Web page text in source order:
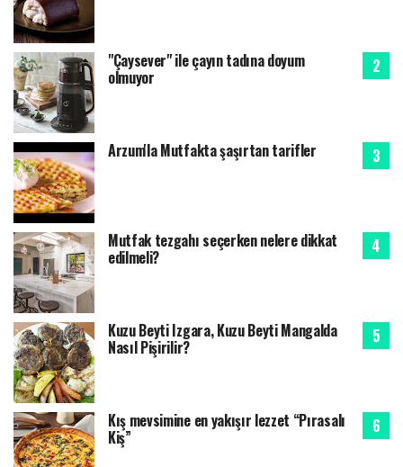
"Çaysever" ile çayın tadına doyum
olmuyor
Arzum'la Mutfakta şaşırtan tarifler
Mutfak tezgahı seçerken nelere dikkat
edilmeli?
Kuzu Beyti Izgara, Kuzu Beyti Mangalda
Nasıl Pişirilir?
Kış mevsimine en yakışır lezzet “Pırasalı
Kiş”